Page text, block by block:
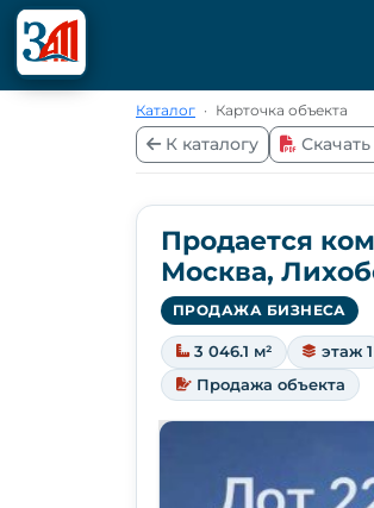
Каталог · Карточка объекта
К каталогу
Продается
Москва,
ПРОДАЖА БИЗНЕСА
3 046.1 м² этаж 1
Продажа объекта